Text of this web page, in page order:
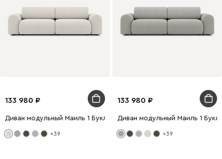
133 980
Диван модульный Маиль 1 Букле Молочный
+39
133 980
Диван модульный Маиль 1
+39